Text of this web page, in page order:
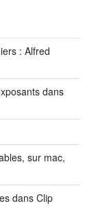
: Alfred
dans
sur mac,
dans Clip